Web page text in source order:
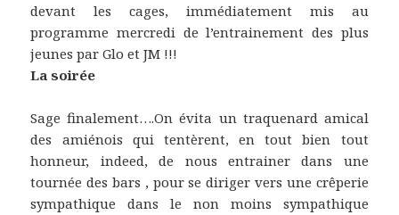
devant les cages, immédiatement mis au
programme mercredi de l’entrainement des plus
jeunes par Glo et JM !!!
La soirée
Sage finalement….On évita un traquenard amical
des amiénois qui tentèrent, en tout bien tout
honneur, indeed, de nous entrainer dans une
tournée des bars , pour se diriger vers une crêperie
sympathique dans le non moins sympathique